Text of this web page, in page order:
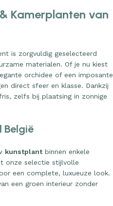
Kamerplanten van
is zorgvuldig geselecteerd
materialen. Of je nu kiest
orchidee of een imposante
direct sfeer en klasse. Dankzij
zelfs bij plaatsing in zonnige
België
kunstplantbinnen enkele
onze selectie stijlvolle
een complete, luxueuze look.
een groen interieur zonder